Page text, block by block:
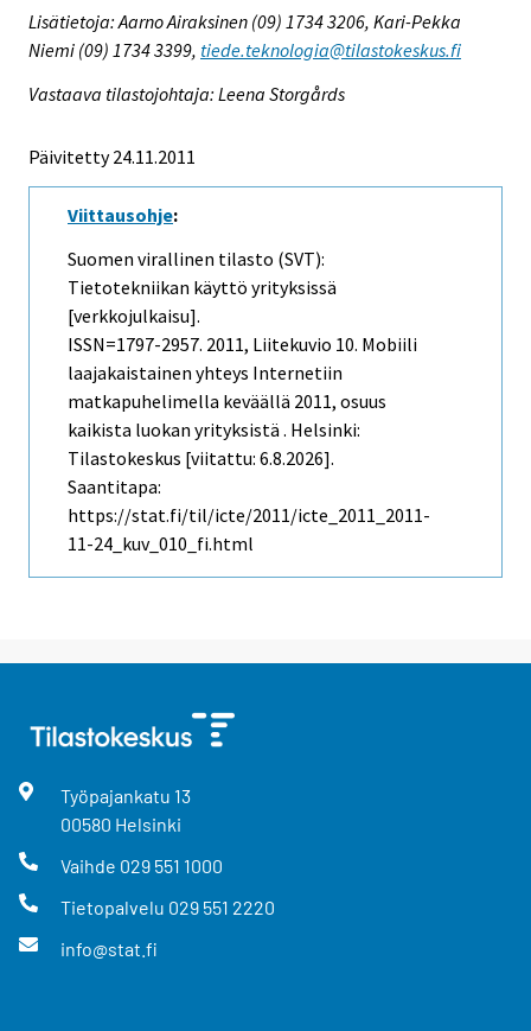
Lisätietoja: Aarno Airaksinen (09) 1734 3206, Kari-Pekka
Niemi (09) 1734 3399, tiede.teknologia@tilastokeskus.fi
Vastaava tilastojohtaja: Leena Storgårds
Päivitetty 24.11.2011
Viittausohje:
Suomen virallinen tilasto (SVT):
Tietotekniikan käyttö yrityksissä
[verkkojulkaisu].
ISSN=1797-2957. 2011, Liitekuvio 10. Mobiili
laajakaistainen yhteys Internetiin
matkapuhelimella keväällä 2011, osuus
kaikista luokan yrityksistä . Helsinki:
Tilastokeskus [viitattu: 6.8.2026].
Saantitapa:
https://stat.fi/til/icte/2011/icte_2011_2011-
11-24_kuv_010_fi.html
Työpajankatu 13
00580 Helsinki
Vaihde 029 551 1000
Tietopalvelu 029 551 2220
info@stat.fi